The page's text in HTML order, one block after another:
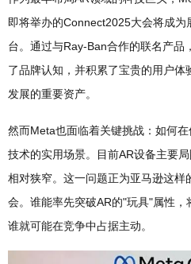
即将举办的Connect2025大会将成
台。通过与Ray-Ban合作的联名产品
了品牌认知，并积累了宝贵的用户
发展的重要资产。
然而Meta也面临着关键挑战：如何
技术的实用场景。目前AR设备主要
相对狭窄。这一问题正为亚马逊这样
会。谁能率先突破AR的"玩具"属性，
谁就可能在竞争中占据主动。